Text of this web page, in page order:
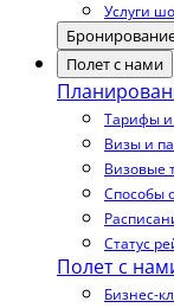
Услуги
Полет с нами
Тарифы и
Визы и
Визовые
Способы
Статус
Полет с
Бизнес-